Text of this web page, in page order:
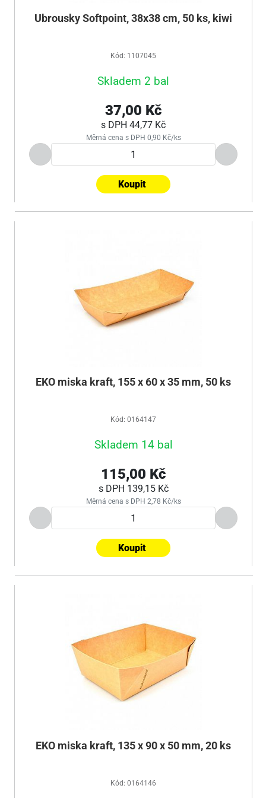
Ubrousky Softpoint, 38x38 cm, 50 ks, kiwi
Kód: 1107045
Skladem 2 bal
37,00 Kč
s DPH 44,77 Kč
Měrná cena s DPH 0,90 Kč/ks
Koupit
EKO miska kraft, 155 x 60 x 35 mm, 50 ks
Kód: 0164147
Skladem 14 bal
115,00 Kč
s DPH 139,15 Kč
Měrná cena s DPH 2,78 Kč/ks
Koupit
EKO miska kraft, 135 x 90 x 50 mm, 20 ks
Kód: 0164146